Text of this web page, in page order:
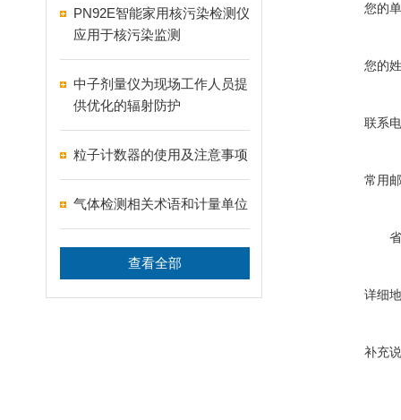
PN92E智能家用核污染检测仪
应用于核污染监测
中子剂量仪为现场工作人员提
供优化的辐射防护
粒子计数器的使用及注意事项
气体检测相关术语和计量单位
查看全部
您的
您的
联系
常用
详细
补充